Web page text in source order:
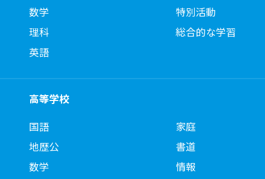
数学
理科
英語
特別活動
総合的な学習
高等学校
国語
地歴公
数学
家庭
書道
情報